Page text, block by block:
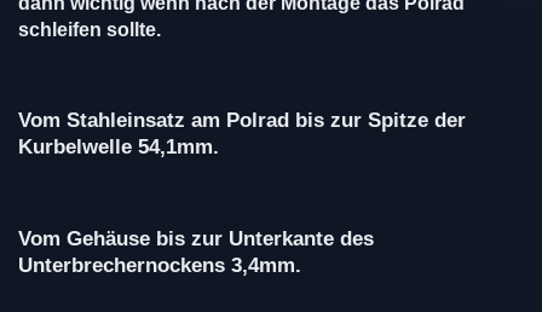
schleifen sollte.
Vom Stahleinsatz am Polrad bis zur Spitze der
Kurbelwelle 54,1mm.
Vom Gehäuse bis zur Unterkante des
Unterbrechernockens 3,4mm.